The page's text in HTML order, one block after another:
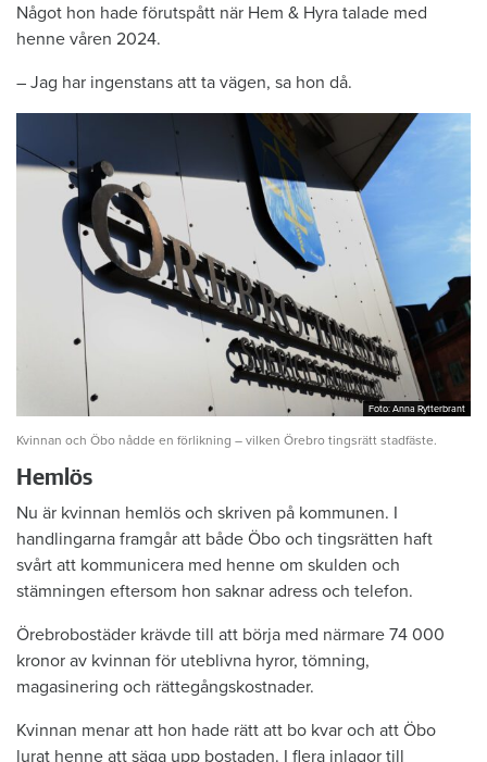
Något hon hade förutspått när Hem & Hyra talade med
henne våren 2024.
– Jag har ingenstans att ta vägen, sa hon då.
Foto: Anna Rytterbrant
Foto: Anna Rytterbrant
Kvinnan och Öbo nådde en förlikning – vilken Örebro tingsrätt stadfäste.
Hemlös
Nu är kvinnan hemlös och skriven på kommunen. I
handlingarna framgår att både Öbo och tingsrätten haft
svårt att kommunicera med henne om skulden och
stämningen eftersom hon saknar adress och telefon.
Örebrobostäder krävde till att börja med närmare 74 000
kronor av kvinnan för uteblivna hyror, tömning,
magasinering och rättegångskostnader.
Kvinnan menar att hon hade rätt att bo kvar och att Öbo
lurat henne att säga upp bostaden. I flera inlagor till